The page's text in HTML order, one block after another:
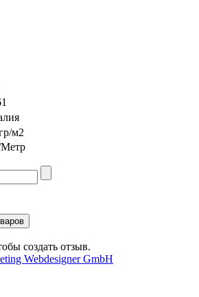
м2
создать отзыв.
Webdesigner GmbH